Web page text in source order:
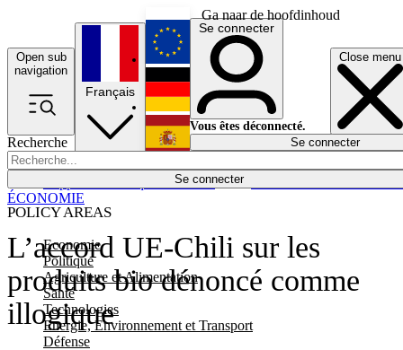
Ga naar de hoofdinhoud
Open sub
navigation
Close menu
Recherche
Se connecter
POLICY AREAS
Economie
Politique
Agriculture et Alimentation
Santé
Technologies
Energie, Environnement et Transport
Défense
Économie
Français
English
Deutsch
Español
Se connecter
Vous êtes déconnecté.
Se connecter
L’accord UE-Chili sur les
produits bio dénoncé comme
illogique
ÉCONOMIE